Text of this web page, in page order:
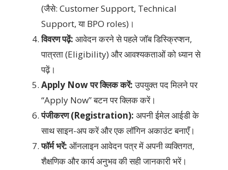
(जैसे: Customer Support, Technical
Support, या BPO roles)।
विवरण पढ़ें: आवेदन करने से पहले जॉब डिस्क्रिप्शन,
पात्रता (Eligibility) और आवश्यकताओं को ध्यान से
पढ़ें।
Apply Now पर क्लिक करें:उपयुक्त पद मिलने पर
“Apply Now” बटन पर क्लिक करें।
पंजीकरण (Registration): अपनी ईमेल आईडी के
साथ साइन-अप करें और एक लॉगिन अकाउंट बनाएँ।
फॉर्म भरें: ऑनलाइन आवेदन पत्र में अपनी व्यक्तिगत,
शैक्षणिक और कार्य अनुभव की सही जानकारी भरें।